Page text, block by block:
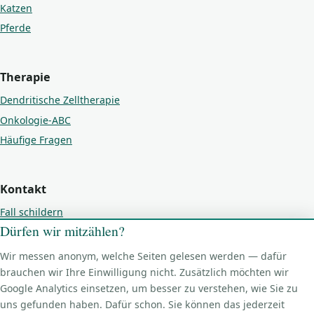
Katzen
Pferde
Therapie
Dendritische Zelltherapie
Onkologie-ABC
Häufige Fragen
Kontakt
Fall schildern
Kontakt
Impressum
Datenschutz
Cookie-Einstellungen
Dürfen wir mitzählen?
Wir messen anonym, welche Seiten gelesen werden — dafür
brauchen wir Ihre Einwilligung nicht. Zusätzlich möchten wir
Google Analytics einsetzen, um besser zu verstehen, wie Sie zu
uns gefunden haben. Dafür schon. Sie können das jederzeit